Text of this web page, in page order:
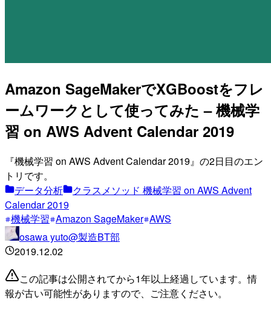
Amazon SageMakerでXGBoostをフレ
ームワークとして使ってみた – 機械学
習 on AWS Advent Calendar 2019
『機械学習 on AWS Advent Calendar 2019』の2日目のエン
トリです。
データ分析
クラスメソッド 機械学習 on AWS Advent
Calendar 2019
機械学習 Amazon SageMaker AWS
osawa yuto@製造BT部
2019.12.02
この記事は公開されてから1年以上経過しています。情
報が古い可能性がありますので、ご注意ください。